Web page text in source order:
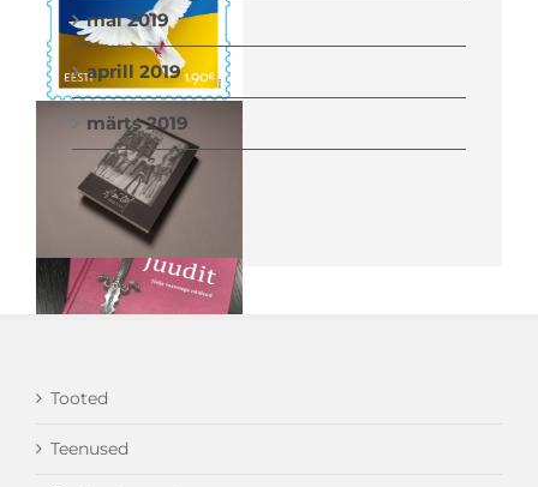
mai 2019
aprill 2019
märts 2019
Tooted
Teenused